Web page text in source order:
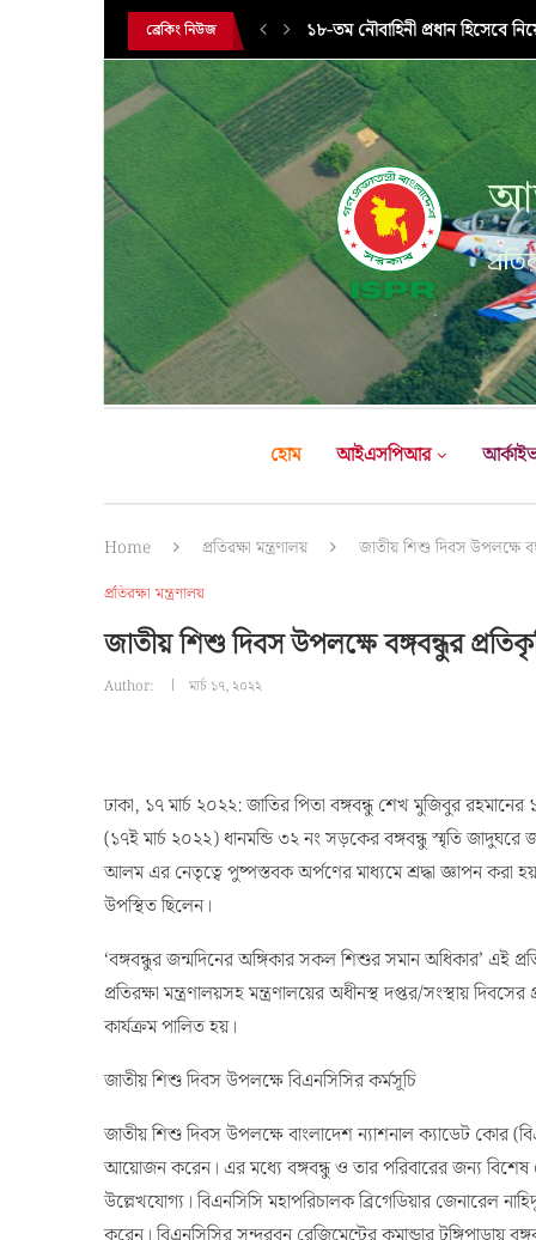
ব্রেকিং নিউজ ১৮-তম নৌবাহিনী প্রধান হিসেবে
হোম আইএসপিআর
Home প্রতিরক্ষা মন্ত্রণালয় জাতীয় শিশু দিবস উপলক্ষে
প্রতিরক্ষা মন্ত্রণালয়
জাতীয় শিশু দিবস উপলক্ষে বঙ্গবন্ধুর
Author: মার্চ ১৭, ২০২২
ঢাকা, ১৭ মার্চ ২০২২: জাতির পিতা বঙ্গবন্ধু শেখ মুজিবুর
(১৭ই মার্চ ২০২২) ধানমন্ডি ৩২ নং সড়কের বঙ্গবন্ধু স্মৃতি জাদুঘরে
আলম এর নেতৃত্বে পুষ্পস্তবক অর্পণের মাধ্যমে শ্রদ্ধা জ্ঞাপন করা
উপস্থিত ছিলেন।
‘বঙ্গবন্ধুর জন্মদিনের অঙ্গিকার সকল শিশুর সমান অধিকার’ এই
প্রতিরক্ষা মন্ত্রণালয়সহ মন্ত্রণালয়ের অধীনস্থ দপ্তর/সংস্থায়
কার্যক্রম পালিত হয়।
জাতীয় শিশু দিবস উপলক্ষে বিএনসিসির কর্মসূচি
জাতীয় শিশু দিবস উপলক্ষে বাংলাদেশ ন্যাশনাল ক্যাডেট কোর
আয়োজন করেন। এর মধ্যে বঙ্গবন্ধু ও তার পরিবারের জন্য বিশেষ
উল্লেখযোগ্য। বিএনসিসি মহাপরিচালক ব্রিগেডিয়ার জেনারেল